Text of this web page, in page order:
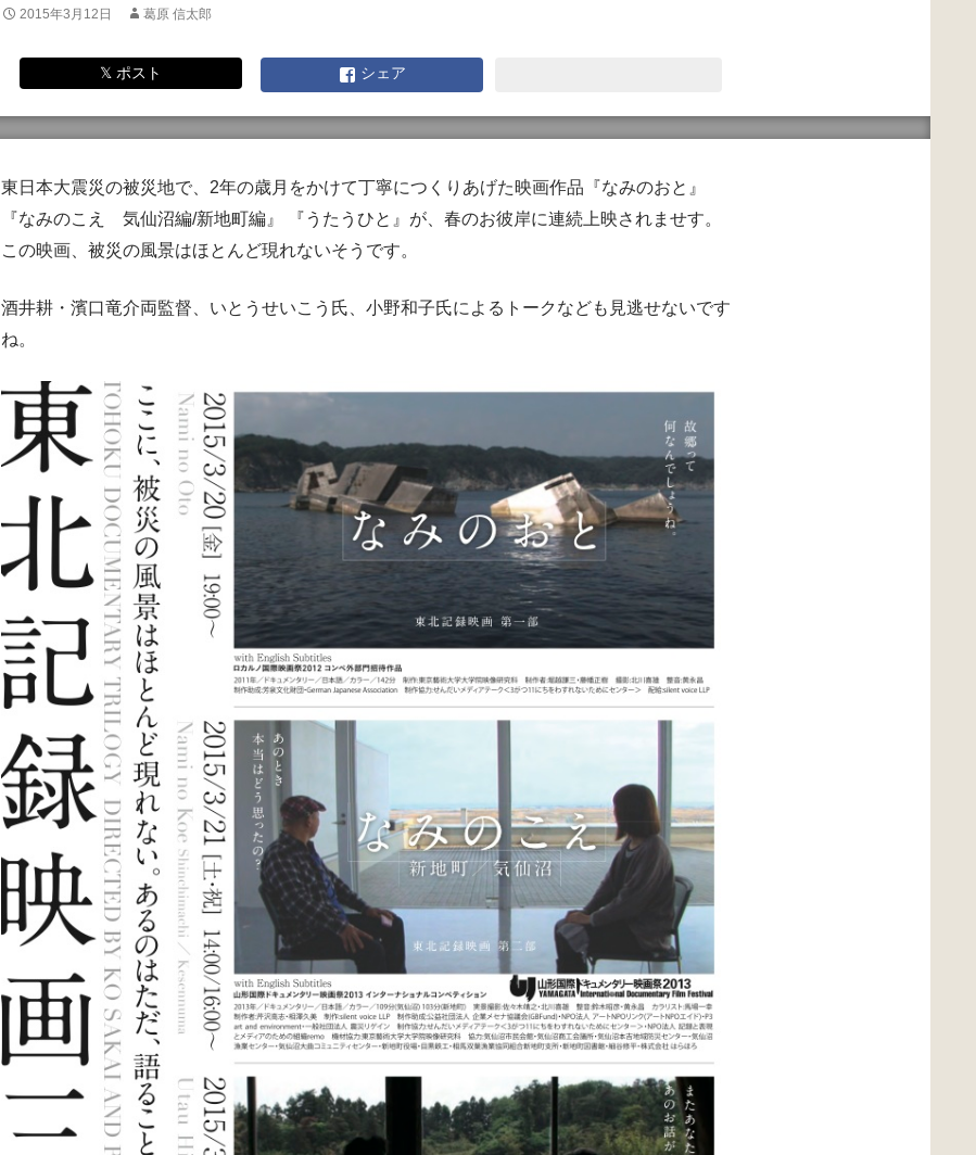
2015年3月12日 葛原 信太郎
𝕏 ポスト シェア
東日本大震災の被災地で、2年の歳月をかけて丁寧につくりあげた映画作品『なみのおと』
『なみのこえ 気仙沼編/新地町編』 『うたうひと』が、春のお彼岸に連続上映されませす。
この映画、被災の風景はほとんど現れないそうです。
酒井耕・濱口竜介両監督、いとうせいこう氏、小野和子氏によるトークなども見逃せないです
ね。